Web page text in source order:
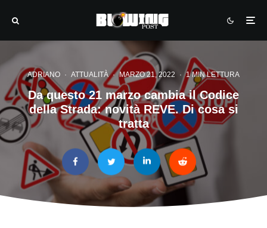
ADRIANO · ATTUALITÀ · MARZO 21, 2022 · 1 MIN LETTURA
Da questo 21 marzo cambia il Codice
della Strada: novità REVE. Di cosa si
tratta